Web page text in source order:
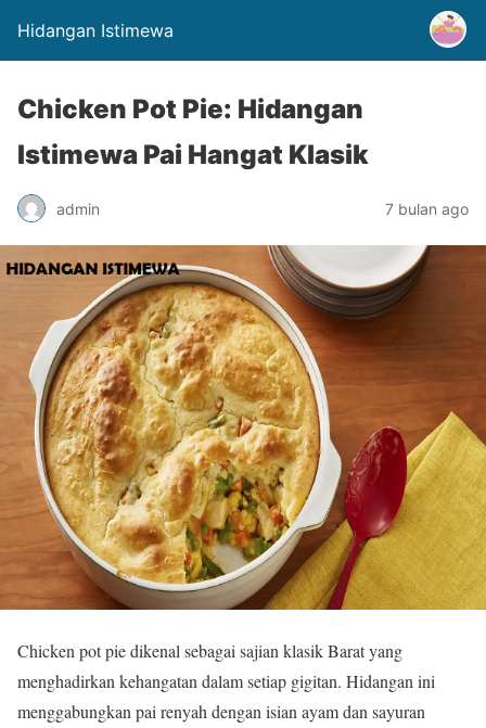
Hidangan Istimewa
Chicken Pot Pie: Hidangan
Istimewa Pai Hangat Klasik
admin 7 bulan ago
Chicken pot pie dikenal sebagai sajian klasik Barat yang
menghadirkan kehangatan dalam setiap gigitan. Hidangan ini
menggabungkan pai renyah dengan isian ayam dan sayuran